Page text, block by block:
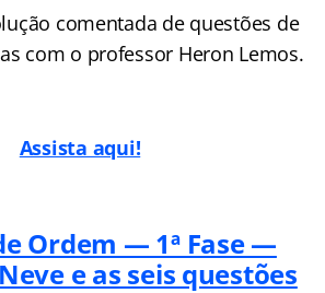
comentada de questões de
com o professor Heron Lemos.
Assista aqui!
Ordem — 1ª Fase —
e as seis questões